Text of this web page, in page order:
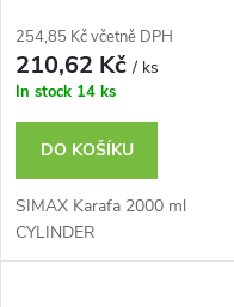
254,85 Kč včetně DPH
210,62 Kč/ ks
In stock 14 ks
DO KOŠÍKU
SIMAX Karafa 2000 ml
CYLINDER